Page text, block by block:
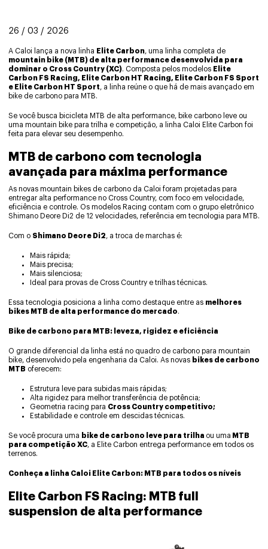
26 / 03 / 2026
A Caloi lança a nova linha Elite Carbon, uma linha completa de
mountain bike (MTB) de alta performance desenvolvida para
dominar o Cross Country (XC). Composta pelos modelos Elite
Carbon FS Racing, Elite Carbon HT Racing, Elite Carbon FS Sport
e Elite Carbon HT Sport, a linha reúne o que há de mais avançado em
bike de carbono para MTB.
Se você busca bicicleta MTB de alta performance, bike carbono leve ou
uma mountain bike para trilha e competição, a linha Caloi Elite Carbon foi
feita para elevar seu desempenho.
MTB de carbono com tecnologia
avançada para máxima performance
As novas mountain bikes de carbono da Caloi foram projetadas para
entregar alta performance no Cross Country, com foco em velocidade,
eficiência e controle. Os modelos Racing contam com o grupo eletrônico
Shimano Deore Di2 de 12 velocidades, referência em tecnologia para MTB.
Com o Shimano Deore Di2, a troca de marchas é:
Mais rápida;
Mais precisa;
Mais silenciosa;
Ideal para provas de Cross Country e trilhas técnicas.
Essa tecnologia posiciona a linha como destaque entre as melhores
bikes MTB de alta performance do mercado.
Bike de carbono para MTB: leveza, rigid ez e eficiência
O grande diferencial da linha está no quadro de carbono para mountain
bike, desenvolvido pela engenharia da Caloi. As novas bikes de carbono
MTB oferecem:
Estrutura leve para subidas mais rápidas;
Alta rigidez para melhor transferência de potência;
Geometria racing para Cross Country competitivo;
Estabilidade e controle em descidas técnicas.
Se você procura uma bike de carbono leve para trilha ou uma MTB
para competição XC, a Elite Carbon entrega performance em todos os
terrenos.
Conheça a linha Caloi Elite Carbon: MTB para todos os níveis
Elite Carbon FS Racing: MTB full
suspension de alta performance